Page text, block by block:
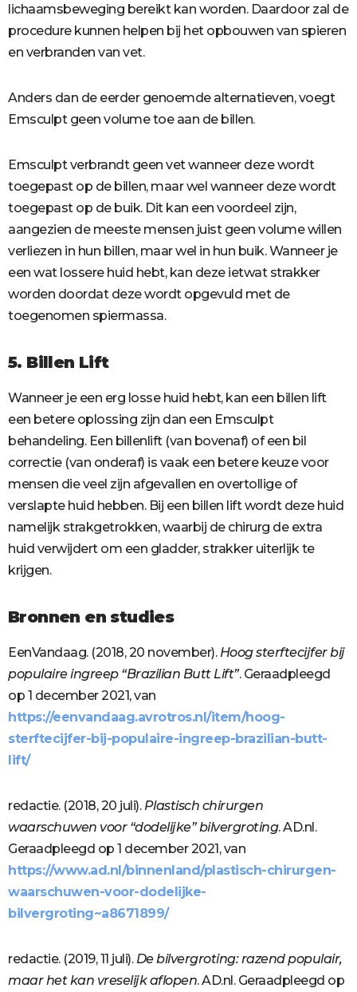
lichaamsbeweging bereikt kan worden. Daardoor zal de
procedure kunnen helpen bij het opbouwen van spieren
en verbranden van vet.
Anders dan de eerder genoemde alternatieven, voegt
Emsculpt geen volume toe aan de billen.
Emsculpt verbrandt geen vet wanneer deze wordt
toegepast op de billen, maar wel wanneer deze wordt
toegepast op de buik. Dit kan een voordeel zijn,
aangezien de meeste mensen juist geen volume willen
verliezen in hun billen, maar wel in hun buik. Wanneer je
een wat lossere huid hebt, kan deze ietwat strakker
worden doordat deze wordt opgevuld met de
toegenomen spiermassa.
5. Billen Lift
Wanneer je een erg losse huid hebt, kan een billen lift
een betere oplossing zijn dan een Emsculpt
behandeling. Een billenlift (van bovenaf) of een bil
correctie (van onderaf) is vaak een betere keuze voor
mensen die veel zijn afgevallen en overtollige of
verslapte huid hebben. Bij een billen lift wordt deze huid
namelijk strakgetrokken, waarbij de chirurg de extra
huid verwijdert om een gladder, strakker uiterlijk te
krijgen.
Bronnen en studies
EenVandaag. (2018, 20 november). Hoog sterftecijfer bij
populaire ingreep “Brazilian Butt Lift”. Geraadpleegd
op 1 december 2021, van
https://eenvandaag.avrotros.nl/item/hoog-
sterftecijfer-bij-populaire-ingreep-brazilian-butt-
lift/
redactie. (2018, 20 juli). Plastisch chirurgen
waarschuwen voor “dodelijke” bilvergroting. AD.nl.
Geraadpleegd op 1 december 2021, van
https://www.ad.nl/binnenland/plastisch-chirurgen-
waarschuwen-voor-dodelijke-
bilvergroting~a8671899/
redactie. (2019, 11 juli). De bilvergroting: razend populair,
maar het kan vreselijk aflopen. AD.nl. Geraadpleegd op